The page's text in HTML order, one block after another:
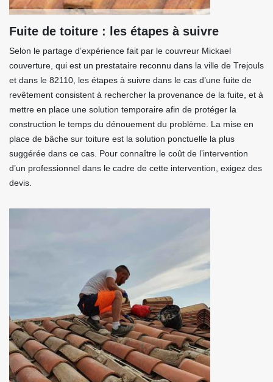
Fuite de toiture : les étapes à suivre
Selon le partage d’expérience fait par le couvreur Mickael
couverture, qui est un prestataire reconnu dans la ville de Trejouls
et dans le 82110, les étapes à suivre dans le cas d’une fuite de
revêtement consistent à rechercher la provenance de la fuite, et à
mettre en place une solution temporaire afin de protéger la
construction le temps du dénouement du problème. La mise en
place de bâche sur toiture est la solution ponctuelle la plus
suggérée dans ce cas. Pour connaître le coût de l’intervention
d’un professionnel dans le cadre de cette intervention, exigez des
devis.